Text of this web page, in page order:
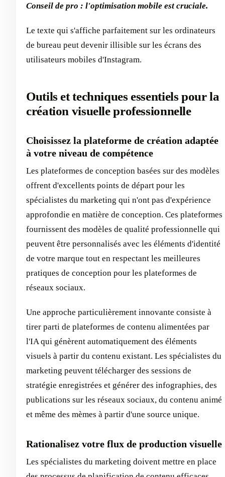
Conseil de pro : l'optimisation mobile est cruciale.
Le texte qui s'affiche parfaitement sur les ordinateurs
de bureau peut devenir illisible sur les écrans des
utilisateurs mobiles d'Instagram.
Outils et techniques essentiels pour la
création visuelle professionnelle
Choisissez la plateforme de création adaptée
à votre niveau de compétence
Les plateformes de conception basées sur des modèles
offrent d'excellents points de départ pour les
spécialistes du marketing qui n'ont pas d'expérience
approfondie en matière de conception. Ces plateformes
fournissent des modèles de qualité professionnelle qui
peuvent être personnalisés avec les éléments d'identité
de votre marque tout en respectant les meilleures
pratiques de conception pour les plateformes de
réseaux sociaux.
Une approche particulièrement innovante consiste à
tirer parti de plateformes de contenu alimentées par
l'IA qui génèrent automatiquement des éléments
visuels à partir du contenu existant. Les spécialistes du
marketing peuvent télécharger des sessions de
stratégie enregistrées et générer des infographies, des
publications sur les réseaux sociaux, du contenu animé
et même des mèmes à partir d'une source unique.
Rationalisez votre flux de production visuelle
Les spécialistes du marketing doivent mettre en place